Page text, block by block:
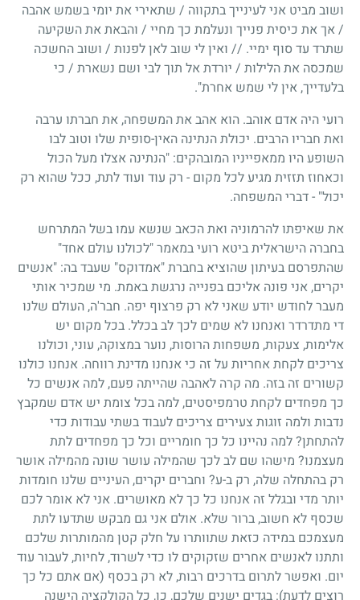
ושוב מביט אני לעינייך בתקווה / שתאירי את יומי בשמש אהבה
/ אך את כיסית פנייך ונעלמת כך מחיי / והבאת את השקיעה
שתרד עד סוף ימיי. // ואין לי שוב לאן לפנות / ושוב החשכה
שמכסה את הלילות / יורדת אל תוך לבי ושם נשארת / כי
בלעדייך, אין לי שמש אחרת".
רועי היה אדם אוהב. הוא אהב את המשפחה, את חברתו ערבה
ואת חבריו הרבים. יכולת הנתינה האין-סופית שלו וטוב לבו
השופע היו ממאפייניו המובהקים: "הנתינה אצלו מעל הכול
וכאחוז תזזית מגיע לכל מקום - רק עוד ועוד לתת, ככל שהוא רק
יכול" - דברי המשפחה.
את שאיפתו להרמוניה ואת הכאב שנשא עמו בשל המתרחש
בחברה הישראלית ביטא רועי במאמר "לכולנו עולם אחד"
שהתפרסם בעיתון שהוציא בחברת "אמדוקס" שעבד בה: "אנשים
יקרים, אני פונה אליכם בפנייה נרגשת באמת. מי שמכיר אותי
מעבר לחודש יודע שאני לא רק פרצוף יפה. חבר'ה, העולם שלנו
די מתדרדר ואנחנו לא שמים לכך לב בכלל. בכל מקום יש
אלימות, צעקות, משפחות הרוסות, נוער במצוקה, עוני, וכולנו
צריכים לקחת אחריות על זה כי אנחנו מדינת רווחה. אנחנו כולנו
קשורים זה בזה. מה קרה לאהבה שהייתה פעם, למה אנשים כל
כך מפחדים לקחת טרמפיסטים, למה בכל צומת יש אדם שמקבץ
נדבות ולמה זוגות צעירים צריכים לעבוד בשתי עבודות כדי
להתחתן? למה נהיינו כל כך חומריים וכל כך מפחדים לתת
מעצמנו? מישהו שם לב לכך שהמילה עושר שונה מהמילה אושר
רק בהתחלה שלה, רק ב-ע? וחברים יקרים, העיניים שלנו חומדות
יותר מדי ובגלל זה אנחנו כל כך לא מאושרים. אני לא אומר לכם
שכסף לא חשוב, ברור שלא. אולם אני גם מבקש שתדעו לתת
מעצמכם במידה כזאת שתוותרו על חלק קטן מהמותרות שלכם
ותתנו לאנשים אחרים שזקוקים לו כדי לשרוד, לחיות, לעבור עוד
יום. ואפשר לתרום בדרכים רבות, לא רק בכסף (אם אתם כל כך
רוצים לדעת): בגדים ישנים שלכם, כן, כל הקולקציה הישנה